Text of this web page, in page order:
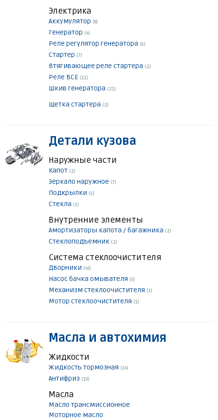
Электрика
Аккумулятор (8)
Генератор (4)
Реле регулятор генератора (6)
Стартер (7)
Втягивающее реле стартера (2)
Реле ВСЕ (11)
Шкив генератора (21)
Щетка стартера (2)
Детали кузова
Наружные части
Капот (2)
Зеркало наружное (7)
Подкрылки (1)
Стекла (1)
Внутренние элементы
Амортизаторы капота / багажника (2)
Стеклоподъемник (2)
Система стеклоочистителя
Дворники (45)
Насос бачка омывателя (5)
Механизм стеклоочистителя (1)
Мотор стеклоочистителя (1)
Масла и автохимия
Жидкости
Жидкость тормозная (14)
Антифриз (19)
Масла
Масло трансмиссионное
Моторное масло